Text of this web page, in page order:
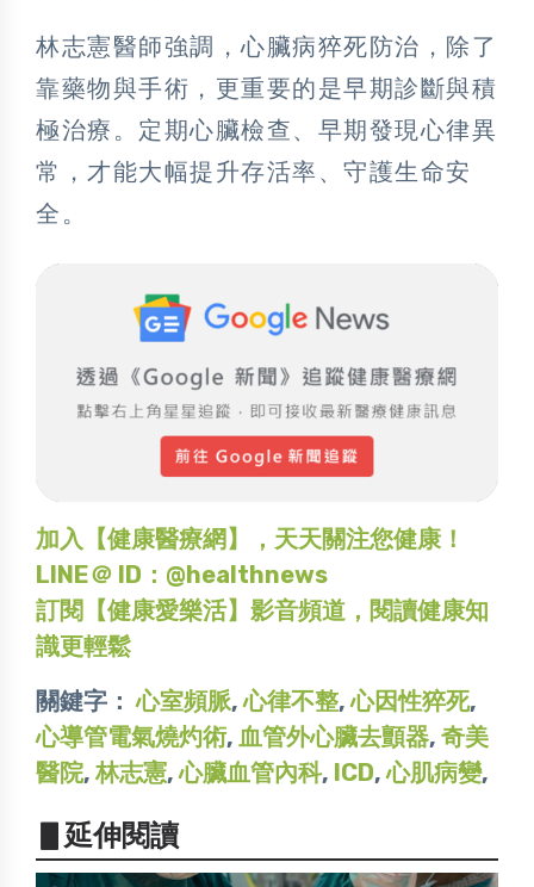
林志憲醫師強調，心臟病猝死防治，除了
靠藥物與手術，更重要的是早期診斷與積
極治療。定期心臟檢查、早期發現心律異
常，才能大幅提升存活率、守護生命安
全。
加入【健康醫療網】，天天關注您健康！
LINE＠ ID：@healthnews
訂閱【健康愛樂活】影音頻道，閱讀健康知
識更輕鬆
關鍵字：心室頻脈,心律不整,心因性猝死,
心導管電氣燒灼術, 血管外心臟去顫器, 奇美
醫院,林志憲,心臟血管內科, ICD,心肌病變,
▋延伸閱讀